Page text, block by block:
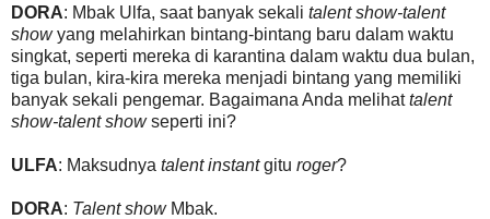
DORA: Mbak Ulfa, saat banyak sekali talent show-talent
showyang melahirkan bintang-bintang baru dalam waktu
singkat, seperti mereka di karantina dalam waktu dua bulan,
tiga bulan, kira-kira mereka menjadi bintang yang memiliki
banyak sekali pengemar. Bagaimana Anda melihattalent
show-talent showseperti ini?
ULFA: Maksudnya talent instantgitu roger?
DORA: Talent showMbak.